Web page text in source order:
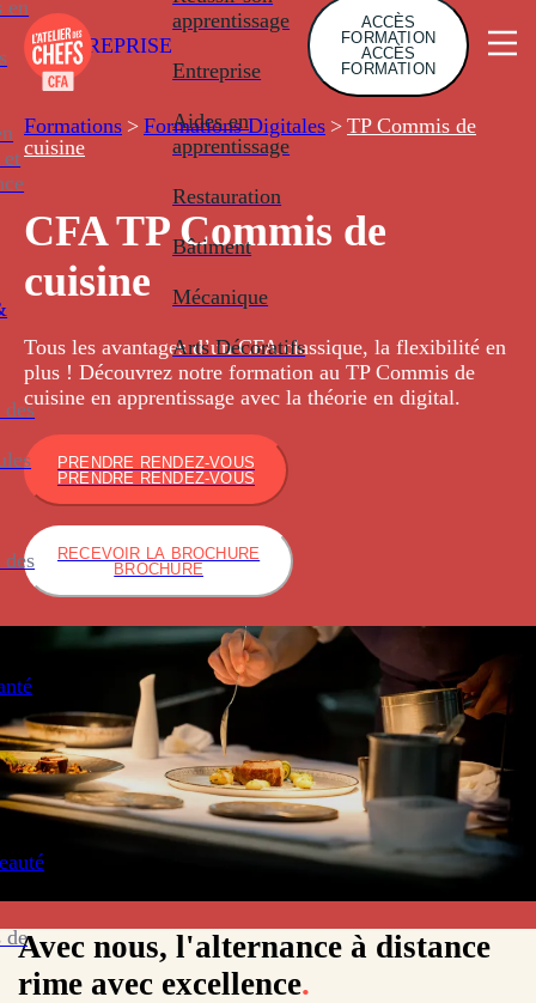
en
de
ENTREPRISE
apprentissage
Entreprise
Aides en
apprentissage
Restauration
Bâtiment
Mécanique
Arts Décoratifs
ACCÈS
FORMATION
ACCÈS
FORMATION
Formations > Formations Digitales > TP Commis de
cuisine
CFA TP Commis de
cuisine
Tous les avantages d’un CFA classique, la flexibilité en
plus ! Découvrez notre formation au TP Commis de
cuisine en apprentissage avec la théorie en digital.
PRENDRE RENDEZ-VOUS
PRENDRE RENDEZ-VOUS
RECEVOIR LA BROCHURE
BROCHURE
Avec nous, l'alternance à distance
rime avec excellence.